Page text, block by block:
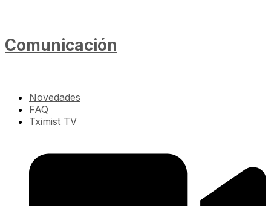
Comunicación
Novedades
FAQ
Tximist TV